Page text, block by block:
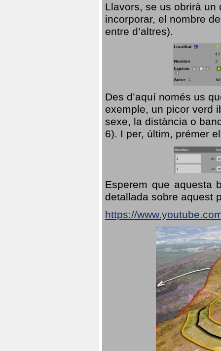
Llavors, se us obrirà
incorporar, el nombre
entre d’altres).
Des d’aquí només us
exemple, un picor verd
sexe, la distància o
6). I per, últim, prémer
Esperem que aquesta
detallada sobre aquest
https://